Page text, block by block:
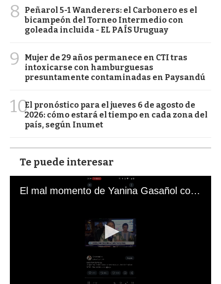
8
Peñarol 5-1 Wanderers: el Carbonero es el
bicampeón del Torneo Intermedio con
goleada incluida - EL PAÍS Uruguay
9
Mujer de 29 años permanece en CTI tras
intoxicarse con hamburguesas
presuntamente contaminadas en Paysandú
10El pronóstico para el jueves 6 de agosto de
2026: cómo estará el tiempo en cada zona del
país, según Inumet
Te puede interesar
El mal momento de Yanina Gasañol con un hincha argentino en "Subrayado"